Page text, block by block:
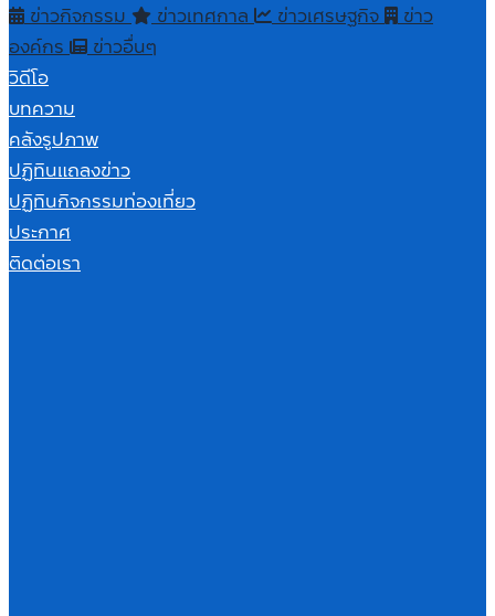
ข่าวกิจกรรม
ข่าวเทศกาล ข่าวเศรษฐกิจ ข่าว
องค์กร
ข่าวอื่นๆ
วิดีโอ
บทความ
คลังรูปภาพ
ปฏิทินแถลงข่าว
ปฏิทินกิจกรรมท่องเที่ยว
ประกาศ
ติดต่อเรา